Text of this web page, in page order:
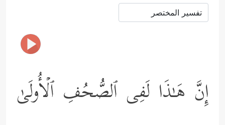
إِنَّ هَـٰذَا لَفِی ٱلصُّحُفِ ٱلۡأُولَىٰ